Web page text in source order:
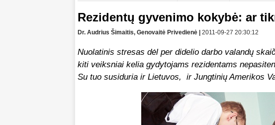
Rezidentų gyvenimo kokybė: ar
Dr. Audrius Šimaitis, Genovaitė Privedienė | 2011-09-27 20:30:12
Nuolatinis stresas dėl per didelio darbo valandų
kiti veiksniai kelia gydytojams rezidentams
Su tuo susiduria ir Lietuvos, ir Jungtinių Amerikos